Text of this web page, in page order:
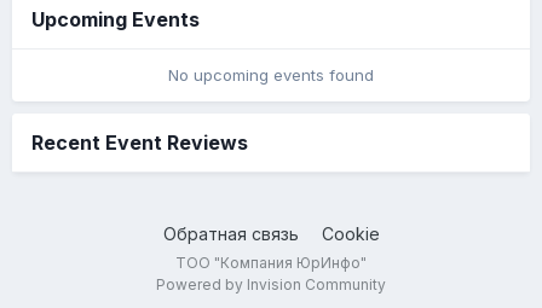
Upcoming Events
No upcoming events found
Recent Event Reviews
Обратная связь Cookie
ТОО "Компания ЮрИнфо"
Powered by Invision Community